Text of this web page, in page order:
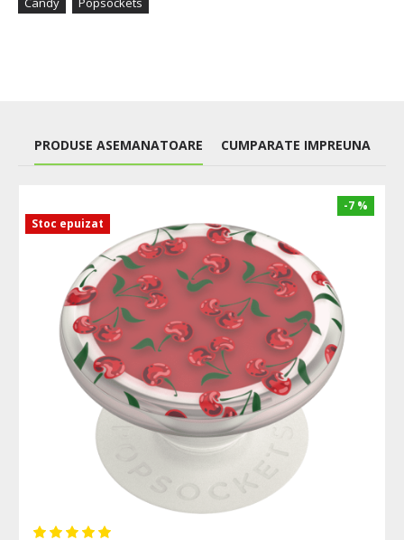
PRODUSE ASEMANATOARE CUMPARATE IMPREUNA
-7 %
Stoc epuizat